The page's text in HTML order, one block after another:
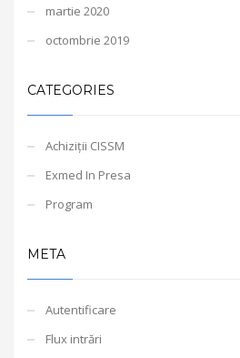
martie 2020
octombrie 2019
CATEGORIES
Achiziții CISSM
Exmed In Presa
Program
META
Autentificare
Flux intrări